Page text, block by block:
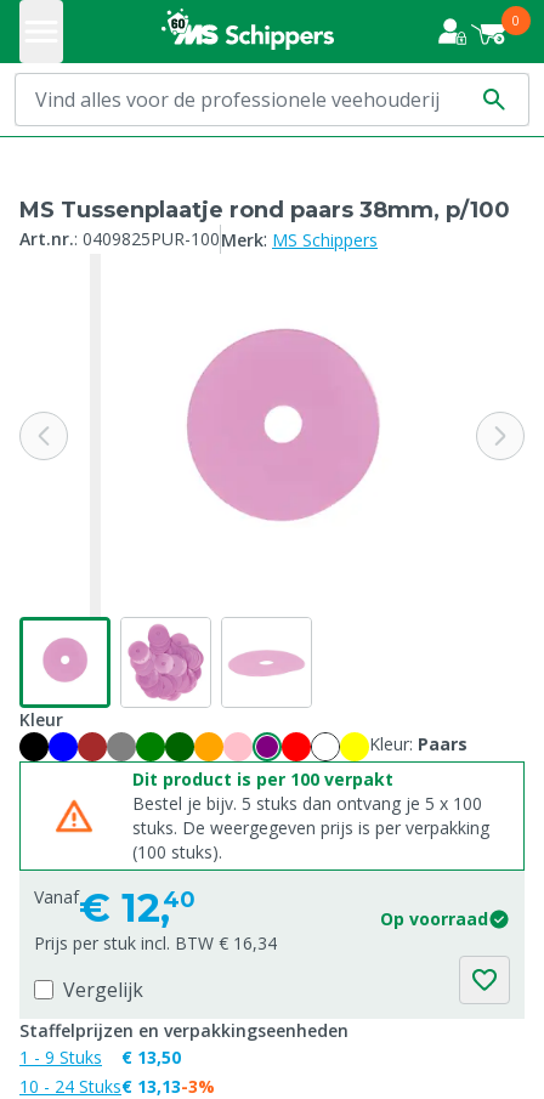
0
MS Tussenplaatje rond paars 38mm, p/100
Art.nr.: 0409825PUR-100Merk: MS Schippers
Kleur
Kleur: Paars
Dit product is per 100 verpakt
Bestel je bijv. 5 stuks dan ontvang je 5 x 100
stuks. De weergegeven prijs is per verpakking
(100 stuks).
Vanaf€ 12,40
Op voorraad
Prijs per stuk incl. BTW € 16,34
Vergelijk
Staffelprijzen en verpakkingseenheden
1 - 9 Stuks
10 - 24 Stuks
€ 13,50
€ 13,13-3%